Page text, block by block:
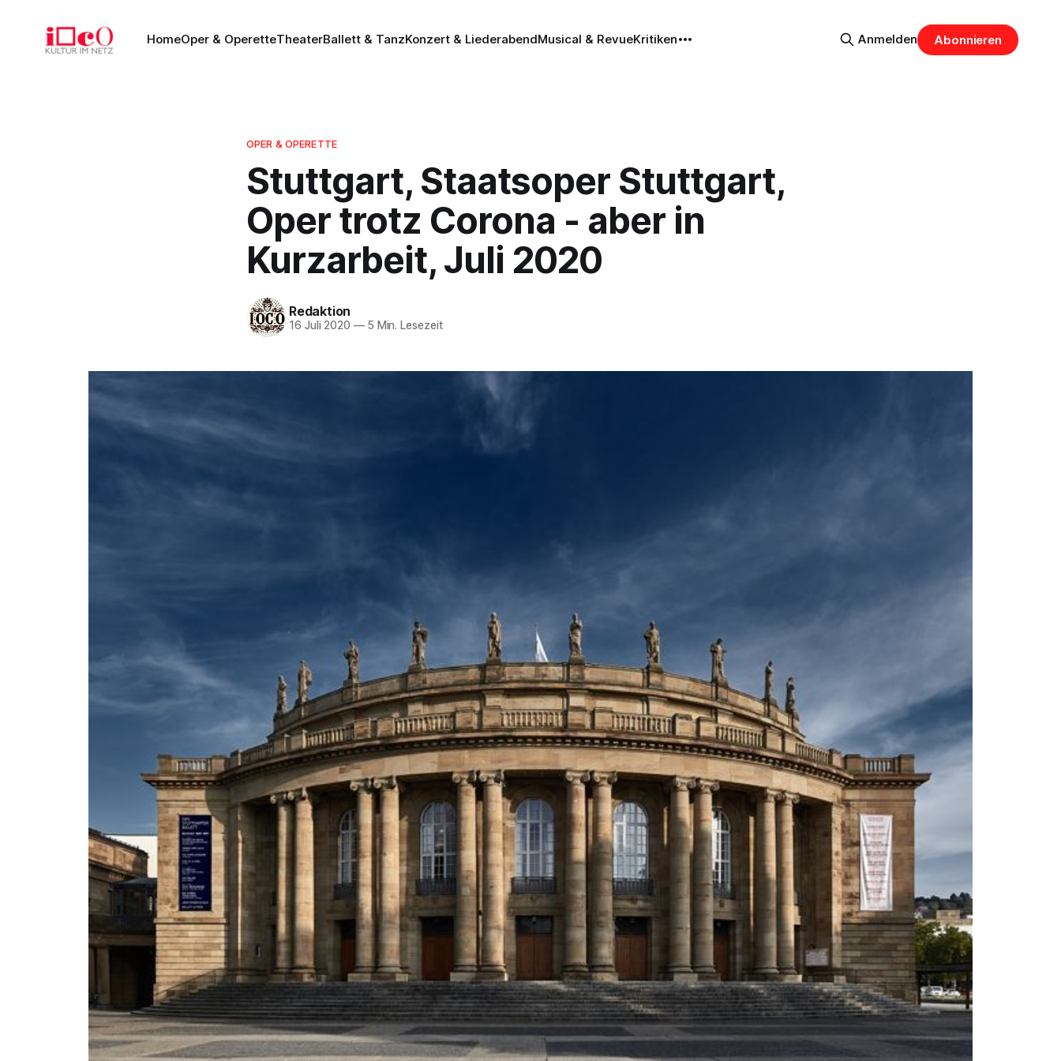
HomeOper & OperetteTheaterBallett & TanzKonzert & LiederabendMusical & RevueKritiken Anmelden Abonnieren
OPER & OPERETTE
Stuttgart, Staatsoper Stuttgart,
Oper trotz Corona - aber in
Kurzarbeit, Juli 2020
Redaktion
16 Juli 2020 —5 Min. Lesezeit